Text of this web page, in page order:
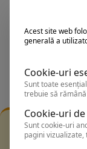
Filtrarea
Incearca sa
Acest site web
generală a
Cookie-uri
Sunt toate
trebuie să
Cookie-uri
Sunt cookie-uri
pagini